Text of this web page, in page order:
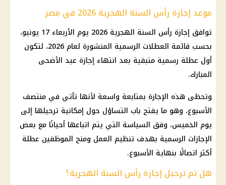
موعد إجازة رأس السنة الهجرية 2026 في مصر
توافق إجازة رأس السنة الهجرية 2026 يوم الأربعاء 17 يونيو،
بحسب قائمة العطلات الرسمية المنشورة لعام 2026، لتكون
أول عطلة رسمية متبقية بعد انتهاء إجازة عيد الأضحى
المبارك.
وتحظى هذه الإجازة بمتابعة واسعة لأنها تأتي في منتصف
الأسبوع، وهو ما يفتح باب التساؤل حول إمكانية ترحيلها إلى
يوم الخميس، وفق السياسة التي يتم اتباعها أحيانًا مع بعض
الإجازات الرسمية بهدف تنظيم العمل ومنح الموظفين عطلة
أكثر اتصالًا بنهاية الأسبوع.
هل تم ترحيل إجازة رأس السنة الهجرية؟